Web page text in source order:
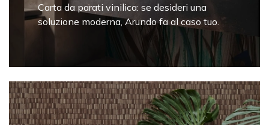
Carta da parati vinilica: se desideri una
soluzione moderna, Arundo fa al caso tuo.